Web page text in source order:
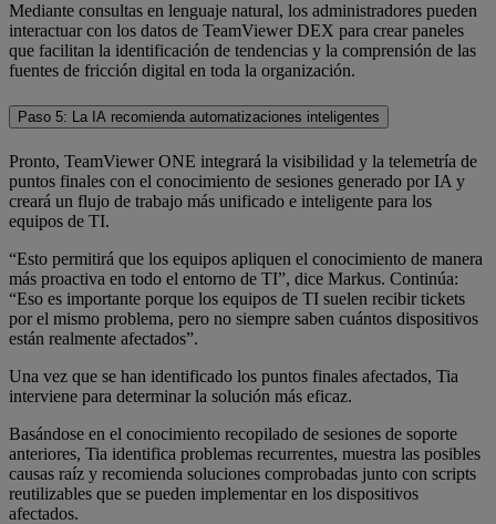
Mediante consultas en lenguaje natural, los administradores pueden
interactuar con los datos de TeamViewer DEX para crear paneles
que facilitan la identificación de tendencias y la comprensión de las
fuentes de fricción digital en toda la organización.
Paso 5: La IA recomienda automatizaciones inteligentes
Pronto, TeamViewer ONE integrará la visibilidad y la telemetría de
puntos finales con el conocimiento de sesiones generado por IA y
creará un flujo de trabajo más unificado e inteligente para los
equipos de TI.
“Esto permitirá que los equipos apliquen el conocimiento de manera
más proactiva en todo el entorno de TI”, dice Markus. Continúa:
“Eso es importante porque los equipos de TI suelen recibir tickets
por el mismo problema, pero no siempre saben cuántos dispositivos
están realmente afectados”.
Una vez que se han identificado los puntos finales afectados, Tia
interviene para determinar la solución más eficaz.
Basándose en el conocimiento recopilado de sesiones de soporte
anteriores, Tia identifica problemas recurrentes, muestra las posibles
causas raíz y recomienda soluciones comprobadas junto con scripts
reutilizables que se pueden implementar en los dispositivos
afectados.